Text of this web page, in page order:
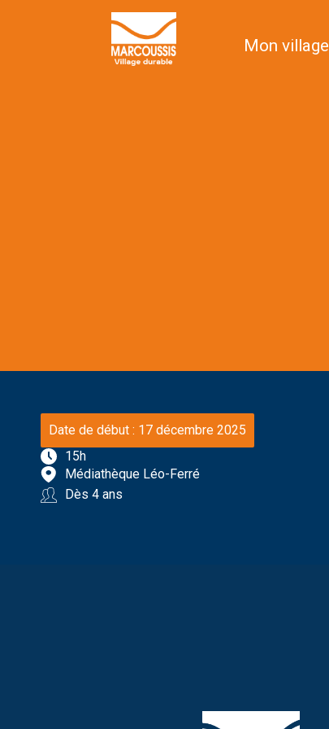
Mon village
Date de début : 17 décembre 2025
15h
Médiathèque Léo-Ferré
Dès 4 ans